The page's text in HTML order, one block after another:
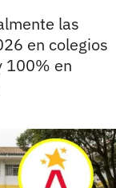
las
en colegios
100% en